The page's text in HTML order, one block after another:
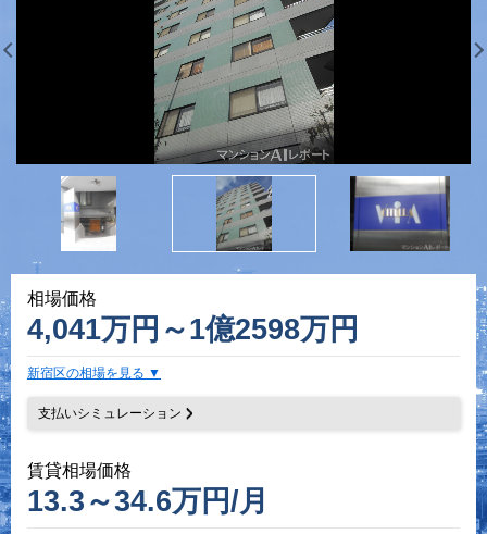
相場価格
4,041万円～1億2598万円
新宿区の相場を見る
支払いシミュレーション
賃貸相場価格
13.3～34.6万円/月